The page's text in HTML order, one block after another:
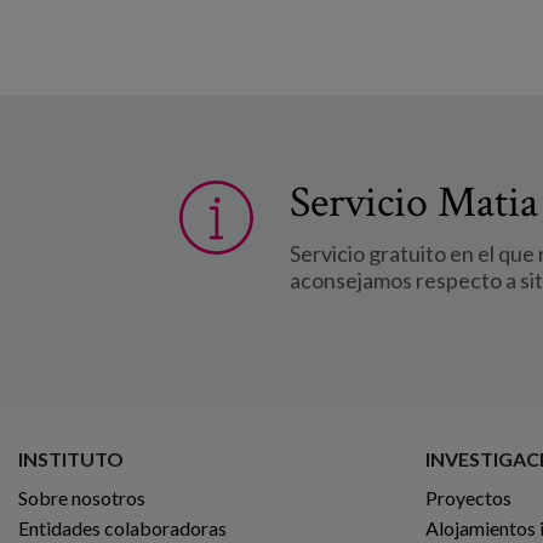
Servicio
Servicio gratuito en el que
aconsejamos respecto a
INSTITUTO
Sobre nosotros
Entidades colaboradoras
Proyectos
Alojamientos